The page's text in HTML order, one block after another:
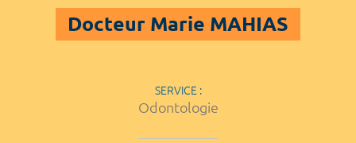
Docteur Marie MAHIAS
SERVICE :
Odontologie